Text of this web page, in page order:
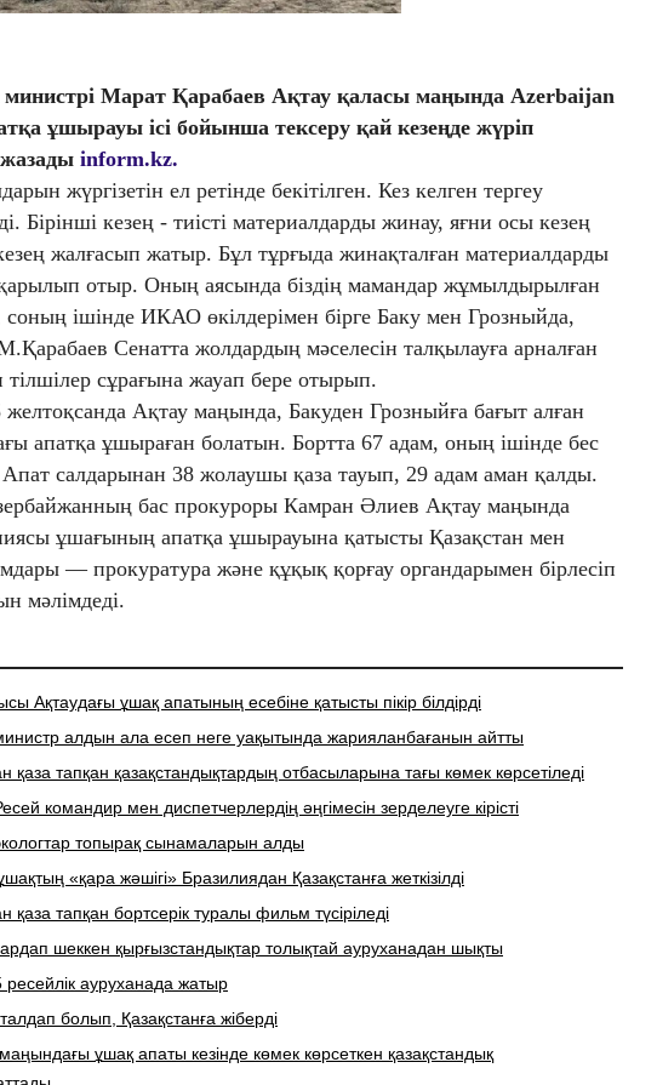
Марат Қарабаев Ақтау қаласы маңында Azerbaijan
ұшырауы ісі бойынша тексеру қай кезеңде жүріп
inform.kz.
жүргізетін ел ретінде бекітілген. Кез келген тергеу
Бірінші кезең - тиісті материалдарды жинау, яғни осы кезең
жалғасып жатыр. Бұл тұрғыда жинақталған материалдарды
отыр. Оның аясында біздің мамандар жұмылдырылған
ішінде ИКАО өкілдерімен бірге Баку мен Грозныйда,
Сенатта жолдардың мәселесін талқылауға арналған
тілшілер сұрағына жауап бере отырып.
Ақтау маңында, Бакуден Грозныйға бағыт алған
апатқа ұшыраған болатын. Бортта 67 адам, оның ішінде бес
салдарынан 38 жолаушы қаза тауып, 29 адам аман қалды.
бас прокуроры Камран Әлиев Ақтау маңында
ұшағының апатқа ұшырауына қатысты Қазақстан мен
— прокуратура және құқық қорғау органдарымен бірлесіп
мәлімдеді.
Ақтаудағы ұшақ апатының есебіне қатысты пікір білдірді
алдын ала есеп неге уақытында жарияланбағанын айтты
қаза тапқан қазақстандықтардың отбасыларына тағы көмек көрсетіледі
командир мен диспетчерлердің әңгімесін зерделеуге кірісті
топырақ сынамаларын алды
«қара жәшігі» Бразилиядан Қазақстанға жеткізілді
тапқан бортсерік туралы фильм түсіріледі
шеккен қырғызстандықтар толықтай ауруханадан шықты
ауруханада жатыр
болып, Қазақстанға жіберді
ұшақ апаты кезінде көмек көрсеткен қазақстандық